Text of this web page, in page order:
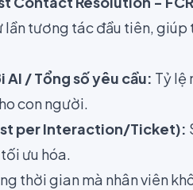
tương tác đầu tiên, giúp
/ Tổng số yêu cầu: Tỷ lệ
con người.
per Interaction/Ticket):
ưu hóa.
thời gian mà nhân viên